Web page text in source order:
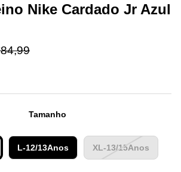
Nike Cardado Jr Azul
Tamanho
L-12/13Anos XL-13/15Anos